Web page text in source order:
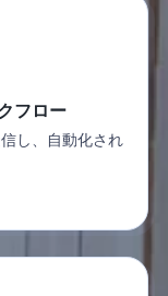
フロー
し、自動化され